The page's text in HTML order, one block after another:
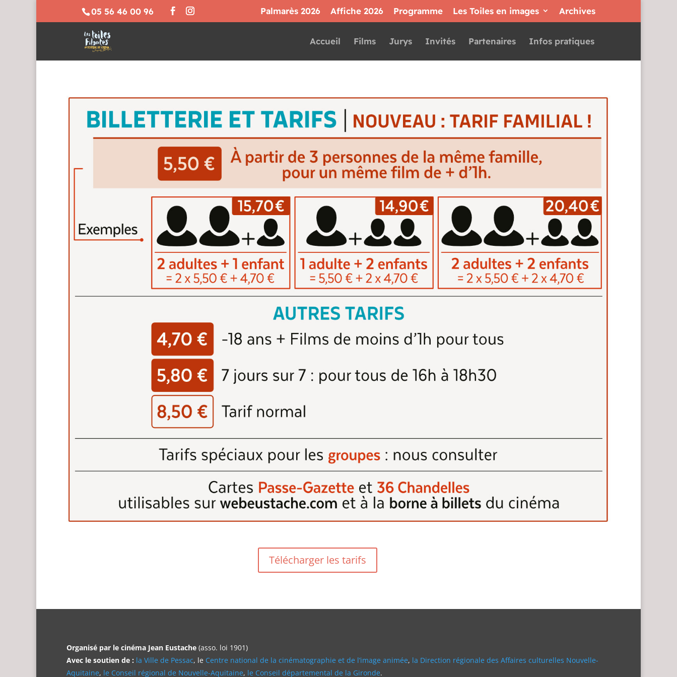
05 56 46 00 96 Palmarès 2026 Affiche 2026 Programme Les Toiles en images Archives
Accueil Films Jurys Invités Partenaires Infos pratiques
Télécharger les tarifs
Organisé par le cinéma Jean Eustache (asso. loi 1901)
Avec le soutien de : la Ville de Pessac, le Centre national de la cinématographie et de l’image animée, la Direction régionale des Affaires culturelles Nouvelle-
Aquitaine, le Conseil régional de Nouvelle-Aquitaine, le Conseil départemental de la Gironde.